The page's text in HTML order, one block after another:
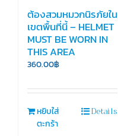
ต้องสวมหมวกนิรภัยใน
เขตพื้นที่นี้ – HELMET
MUST BE WORN IN
THIS AREA
360.00฿
หยิบใส่
ตะกร้า
Details